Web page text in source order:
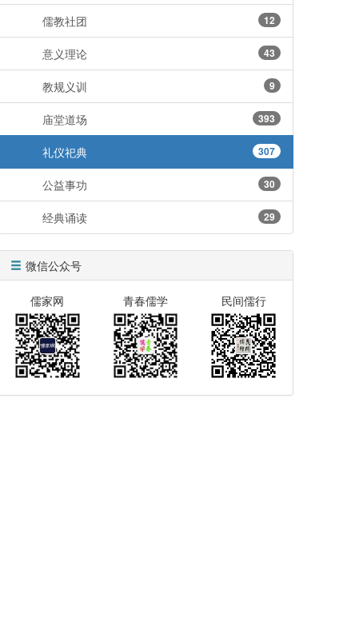
12
儒教社团
43
意义理论
9
教规义训
393
庙堂道场
307
礼仪祀典
30
公益事功
29
经典诵读
微信公众号
儒家网 青春儒学 民间儒行